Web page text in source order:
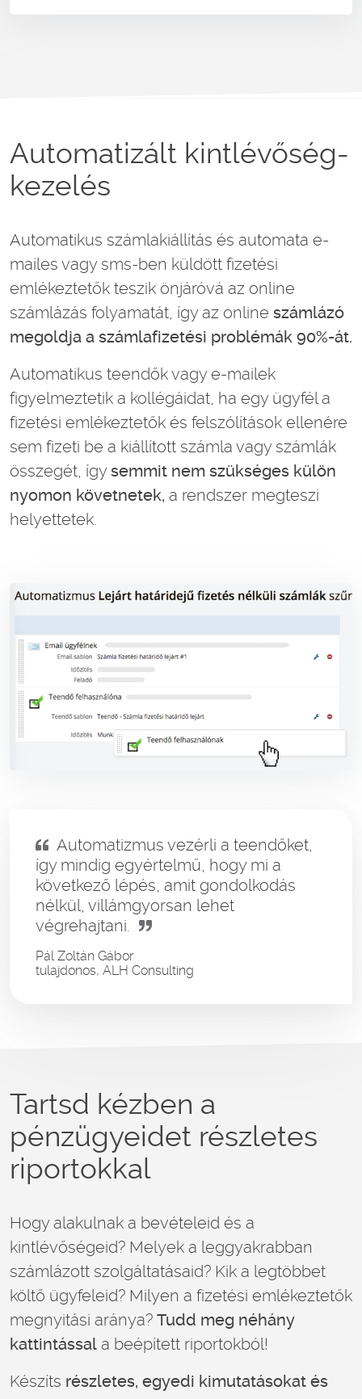
Automatizált kintlévőség-
kezelés
Automatikus számlakiállítás és automata e-
mailes vagy sms-ben küldött fizetési
emlékeztetők teszik önjáróvá az online
számlázás folyamatát, így az online számlázó
megoldja a számlafizetési problémák 90%-át.
Automatikus teendők vagy e-mailek
figyelmeztetik a kollégáidat, ha egy ügyfél a
fizetési emlékeztetők és felszólítások ellenére
sem fizeti be a kiállított számla vagy számlák
összegét, ígysemmit nem szükséges külön
nyomon követnetek, a rendszer megteszi
helyettetek.
Automatizmus vezérli a teendőket,
így mindig egyértelmű, hogy mi a
következő lépés, amit gondolkodás
nélkül, villámgyorsan lehet
végrehajtani.
Pál Zoltán Gábor
tulajdonos, ALH Consulting
Tartsd kézben a
pénzügyeidet részletes
riportokkal
Hogy alakulnak a bevételeid és a
kintlévőségeid? Melyek a leggyakrabban
számlázott szolgáltatásaid? Kik a legtöbbet
költő ügyfeleid? Milyen a fizetési emlékeztetők
megnyitási aránya? Tudd meg néhány
kattintással a beépített riportokból!
Készíts részletes, egyedi kimutatásokat és